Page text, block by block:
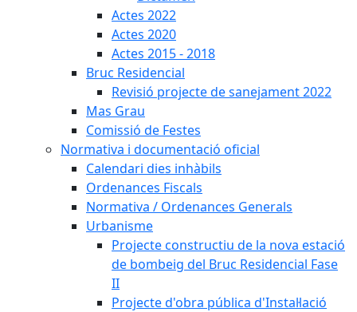
Actes 2022
Actes 2020
Actes 2015 - 2018
Bruc Residencial
Revisió projecte de sanejament 2022
Mas Grau
Comissió de Festes
Normativa i documentació oficial
Calendari dies inhàbils
Ordenances Fiscals
Normativa / Ordenances Generals
Urbanisme
Projecte constructiu de la nova estació
de bombeig del Bruc Residencial Fase
II
Projecte d'obra pública d'Instal·lació